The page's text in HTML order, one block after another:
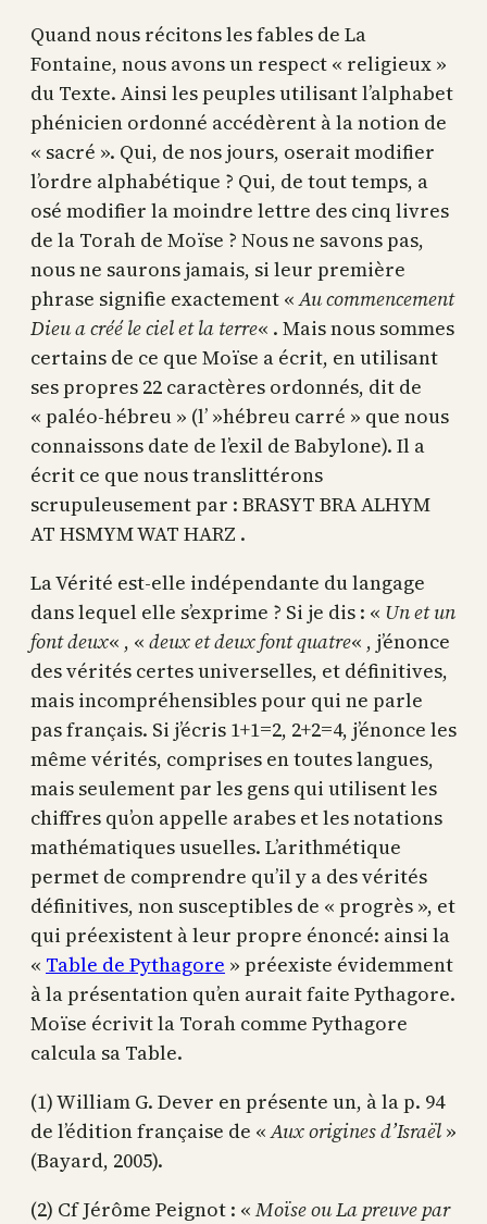
Quand nous récitons les fables de La
Fontaine, nous avons un respect « religieux »
du Texte. Ainsi les peuples utilisant l’alphabet
phénicien ordonné accédèrent à la notion de
« sacré ». Qui, de nos jours, oserait modifier
l’ordre alphabétique ? Qui, de tout temps, a
osé modifier la moindre lettre des cinq livres
de la Torah de Moïse ? Nous ne savons pas,
nous ne saurons jamais, si leur première
phrase signifie exactement «Au commencement
Dieu a créé le ciel et la terre« . Mais nous sommes
certains de ce que Moïse a écrit, en utilisant
ses propres 22 caractères ordonnés, dit de
« paléo-hébreu » (l’ »hébreu carré » que nous
connaissons date de l’exil de Babylone). Il a
écrit ce que nous translittérons
scrupuleusement par : BRASYT BRA ALHYM
AT HSMYM WAT HARZ .
La Vérité est-elle indépendante du langage
dans lequel elle s’exprime ? Si je dis : « Un et un
font deux« , « deux et deux font quatre« , j’énonce
des vérités certes universelles, et définitives,
mais incompréhensibles pour qui ne parle
pas français. Si j’écris 1+1=2, 2+2=4, j’énonce les
même vérités, comprises en toutes langues,
mais seulement par les gens qui utilisent les
chiffres qu’on appelle arabes et les notations
mathématiques usuelles. L’arithmétique
permet de comprendre qu’il y a des vérités
définitives, non susceptibles de « progrès », et
qui préexistent à leur propre énoncé: ainsi la
« Table de Pythagore » préexiste évidemment
à la présentation qu’en aurait faite Pythagore.
Moïse écrivit la Torah comme Pythagore
calcula sa Table.
(1) William G. Dever en présente un, à la p. 94
de l’édition française de «Aux origines d’Israël »
(Bayard, 2005).
(2) Cf Jérôme Peignot : «Moïse ou La preuve par